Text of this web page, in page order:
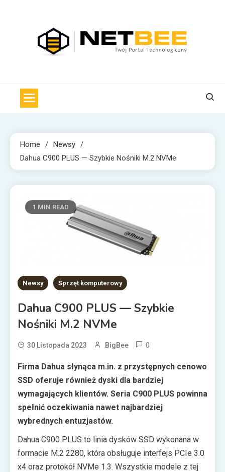
Home
Newsy
Dahua C900 PLUS — Szybkie Nośniki M.2 NVMe
1 MIN READ
Newsy Sprzęt komputerowy
Dahua C900 PLUS — Szybkie
Nośniki M.2 NVMe
30 Listopada 2023 BigBee 0
Firma Dahua słynąca m.in. z przystępnych cenowo
SSD oferuje również dyski dla bardziej
wymagających klientów. Seria C900 PLUS powinna
spełnić oczekiwania nawet najbardziej
wybrednych entuzjastów.
Dahua C900 PLUS to linia dysków SSD wykonana w
formacie M.2 2280, która obsługuje interfejs PCIe 3.0
x4 oraz protokół NVMe 1.3. Wszystkie modele z tej